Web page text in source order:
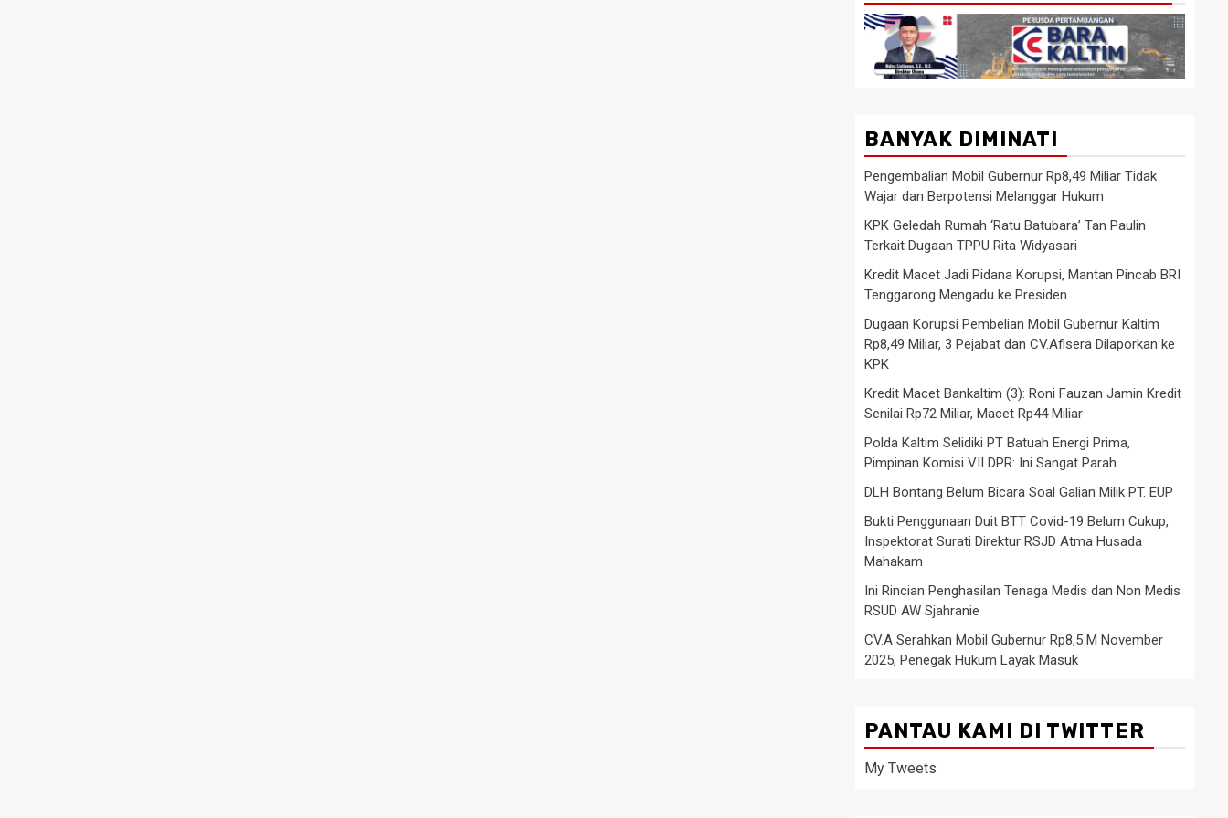
BANYAK DIMINATI
Pengembalian Mobil Gubernur Rp8,49 Miliar Tidak
Wajar dan Berpotensi Melanggar Hukum
KPK Geledah Rumah ‘Ratu Batubara’ Tan Paulin
Terkait Dugaan TPPU Rita Widyasari
Kredit Macet Jadi Pidana Korupsi, Mantan Pincab BRI
Tenggarong Mengadu ke Presiden
Dugaan Korupsi Pembelian Mobil Gubernur Kaltim
Rp8,49 Miliar, 3 Pejabat dan CV.Afisera Dilaporkan ke
KPK
Kredit Macet Bankaltim (3): Roni Fauzan Jamin Kredit
Senilai Rp72 Miliar, Macet Rp44 Miliar
Polda Kaltim Selidiki PT Batuah Energi Prima,
Pimpinan Komisi VII DPR: Ini Sangat Parah
DLH Bontang Belum Bicara Soal Galian Milik PT. EUP
Bukti Penggunaan Duit BTT Covid-19 Belum Cukup,
Inspektorat Surati Direktur RSJD Atma Husada
Mahakam
Ini Rincian Penghasilan Tenaga Medis dan Non Medis
RSUD AW Sjahranie
CV.A Serahkan Mobil Gubernur Rp8,5 M November
2025, Penegak Hukum Layak Masuk
PANTAU KAMI DI TWITTER
My Tweets